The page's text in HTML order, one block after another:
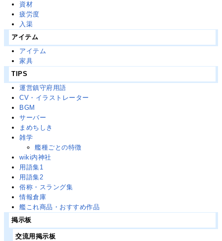
資材
疲労度
入渠
アイテム
アイテム
家具
TIPS
運営鎮守府用語
CV・イラストレーター
BGM
サーバー
まめちしき
雑学
艦種ごとの特徴
wiki内神社
用語集1
用語集2
俗称・スラング集
情報倉庫
艦これ商品・おすすめ作品
掲示板
交流用掲示板